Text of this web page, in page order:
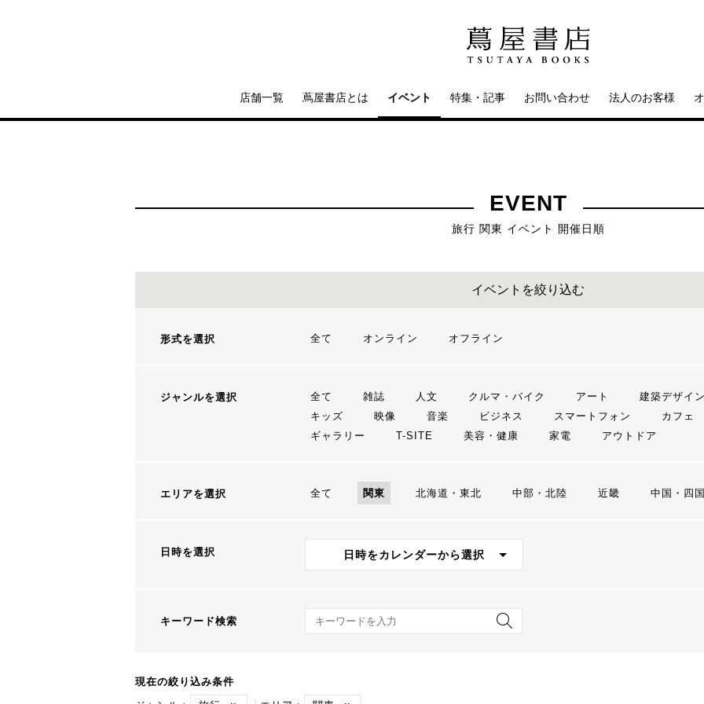
店舗一覧 蔦屋書店とは イベント 特集・記事 お問い合わせ 法人のお客様
EVENT
旅行 関東 イベント 開催日順
イベントを絞り込む
形式を選択 全て オンライン オフライン
ジャンルを選択 全て 雑誌 人文 クルマ・バイク アート 建築デザイン
キッズ
映像 音楽 ビジネス スマートフォン カフェ
ギャラリー
T-SITE 美容・健康 家電 アウトドア
エリアを選択 全て 関東 北海道・東北 中部・北陸 近畿 中国・四国
日時を選択 日時をカレンダーから選択
キーワード検索 キーワード検索
現在の絞り込み条件